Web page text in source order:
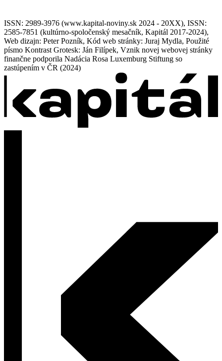
ISSN: 2989-3976 (www.kapital-noviny.sk 2024 - 20XX), ISSN:
2585-7851 (kultúrno-spoločenský mesačník, Kapitál 2017-2024),
Web dizajn: Peter Pozník, Kód web stránky: Juraj Mydla, Použité
písmo Kontrast Grotesk: Ján Filípek, Vznik novej webovej stránky
finančne podporila Nadácia Rosa Luxemburg Stiftung so
zastúpením v ČR (2024)